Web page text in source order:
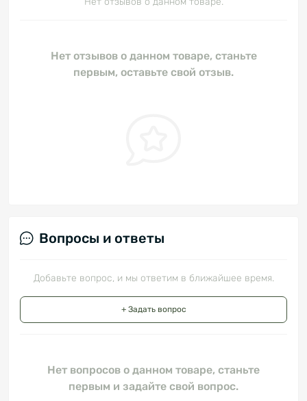
Нет отзывов о данном товаре, станьте
первым, оставьте свой отзыв.
Вопросы и ответы
Добавьте вопрос, и мы ответим в ближайшее время.
+ Задать вопрос
Нет вопросов о данном товаре, станьте
первым и задайте свой вопрос.